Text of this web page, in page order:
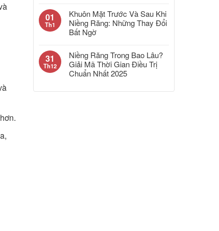
01
Th1
Khuôn Mặt Trước Và Sau Khi
Niềng Răng: Những Thay Đổi
Bất Ngờ
31
Th12
Niềng Răng Trong Bao Lâu?
Giải Mã Thời Gian Điều Trị
Chuẩn Nhất 2025